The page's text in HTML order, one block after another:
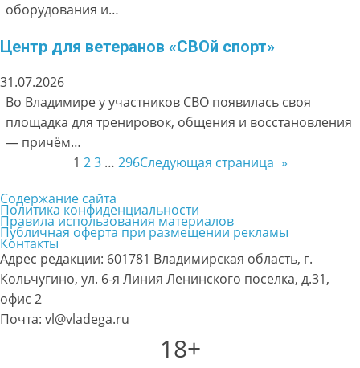
оборудования и…
Центр для ветеранов «СВОй спорт»
31.07.2026
Во Владимире у участников СВО появилась своя
площадка для тренировок, общения и восстановления
— причём…
1 2 3 … 296Следующая страница »
Содержание сайта
Политика конфиденциальности
Правила использования материалов
Публичная оферта при размещении рекламы
Контакты
Адрес редакции: 601781 Владимирская область, г.
Кольчугино, ул. 6-я Линия Ленинского поселка, д.31,
офис 2
Почта: vl@vladega.ru
18+